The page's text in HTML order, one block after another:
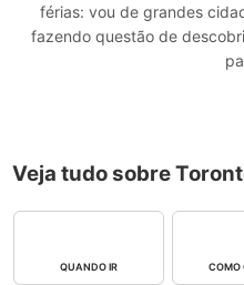
férias: vou de grandes
fazendo questão de
Veja tudo sobre
QUANDO IR COMO